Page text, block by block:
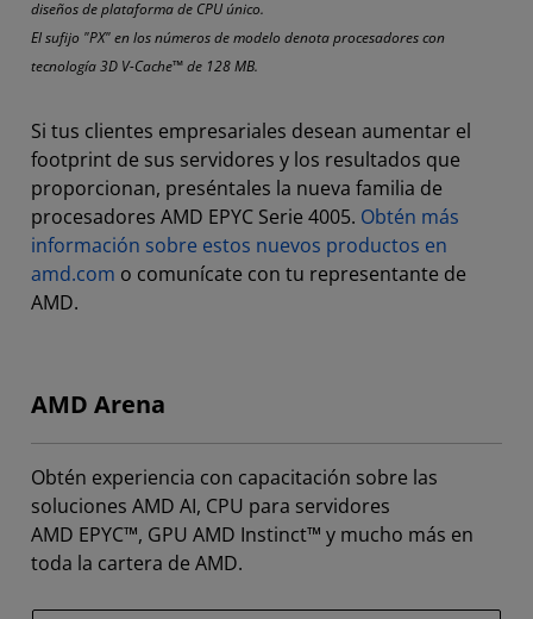
diseños de plataforma de CPU único.
El sufijo "PX" en los números de modelo denota procesadores con
tecnología 3D V-Cache™ de 128 MB.
Si tus clientes empresariales desean aumentar el
footprint de sus servidores y los resultados que
proporcionan, preséntales la nueva familia de
procesadores AMD EPYC Serie 4005. Obtén más
información sobre estos nuevos productos en
amd.com o comunícate con tu representante de
AMD.
AMD Arena
Obtén experiencia con capacitación sobre las
soluciones AMD AI, CPU para servidores
AMD EPYC™, GPU AMD Instinct™ y mucho más en
toda la cartera de AMD.